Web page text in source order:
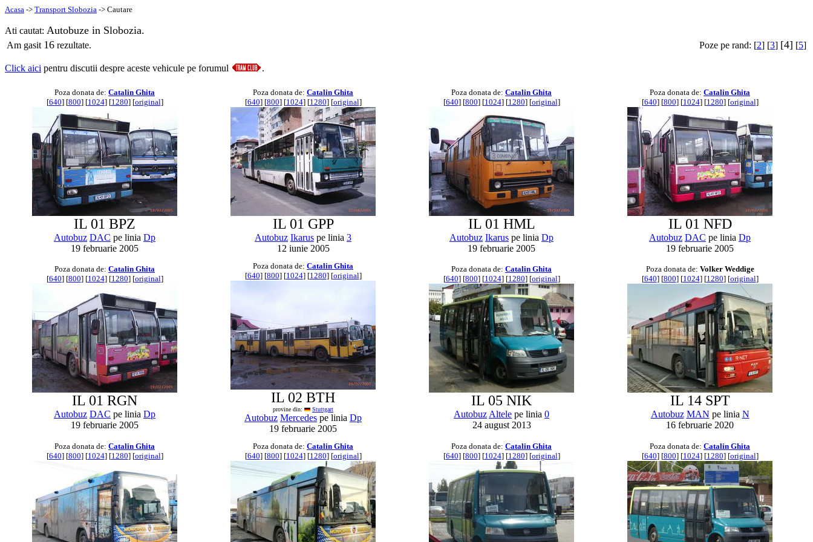
Acasa -> Transport Slobozia -> Cautare
Ati cautat: Autobuze in Slobozia.
Am gasit 16 rezultate. Poze pe rand: [2] [3] [4] [5]
Click aici pentru discutii despre aceste vehicule pe forumul .
Poza donata de: Catalin Ghita
[640] [800] [1024] [1280] [original]
IL 01 BPZ
Autobuz DAC pe linia Dp
19 februarie 2005
Poza donata de: Catalin Ghita
[640] [800] [1024] [1280] [original]
IL 01 GPP
Autobuz Ikarus pe linia 3
12 iunie 2005
Poza donata de: Catalin Ghita
[640] [800] [1024] [1280] [original]
IL 01 HML
Autobuz Ikarus pe linia Dp
19 februarie 2005
Poza donata de: Catalin Ghita
[640] [800] [1024] [1280] [original]
IL 01 NFD
Autobuz DAC pe linia Dp
19 februarie 2005
Poza donata de: Catalin Ghita
[640] [800] [1024] [1280] [original]
IL 01 RGN
Autobuz DAC pe linia Dp
19 februarie 2005
Poza donata de: Catalin Ghita
[640] [800] [1024] [1280] [original]
IL 02 BTH
provine din: Stuttgart
Autobuz Mercedes pe linia Dp
19 februarie 2005
Poza donata de: Catalin Ghita
[640] [800] [1024] [1280] [original]
IL 05 NIK
Autobuz Altele pe linia 0
24 august 2013
Poza donata de: Volker Weddige
[640] [800] [1024] [1280] [original]
IL 14 SPT
Autobuz MAN pe linia N
16 februarie 2020
Poza donata de: Catalin Ghita
[640] [800] [1024] [1280] [original]
Poza donata de: Catalin Ghita
[640] [800] [1024] [1280] [original]
Poza donata de: Catalin Ghita
[640] [800] [1024] [1280] [original]
Poza donata de: Catalin Ghita
[640] [800] [1024] [1280] [original]